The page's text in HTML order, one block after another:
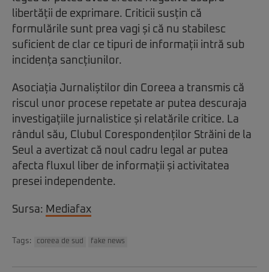
libertății de exprimare. Criticii susțin că
formulările sunt prea vagi și că nu stabilesc
suficient de clar ce tipuri de informații intră sub
incidența sancțiunilor.
Asociația Jurnaliștilor din Coreea a transmis că
riscul unor procese repetate ar putea descuraja
investigațiile jurnalistice și relatările critice. La
rândul său, Clubul Corespondenților Străini de la
Seul a avertizat că noul cadru legal ar putea
afecta fluxul liber de informații și activitatea
presei independente.
Sursa: Mediafax
Tags: coreea de sud fake news